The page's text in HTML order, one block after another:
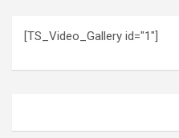
[TS_Video_Gallery id="1"]